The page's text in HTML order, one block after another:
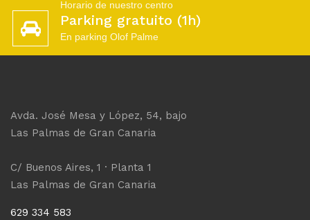
Horario de nuestro centro
Parking gratuito (1h)
En parking Olof Palme
Avda. José Mesa y López, 54, bajo
Las Palmas de Gran Canaria
C/ Buenos Aires, 1 · Planta 1
Las Palmas de Gran Canaria
629 334 583